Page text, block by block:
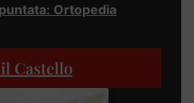
Ortopedia
Castello